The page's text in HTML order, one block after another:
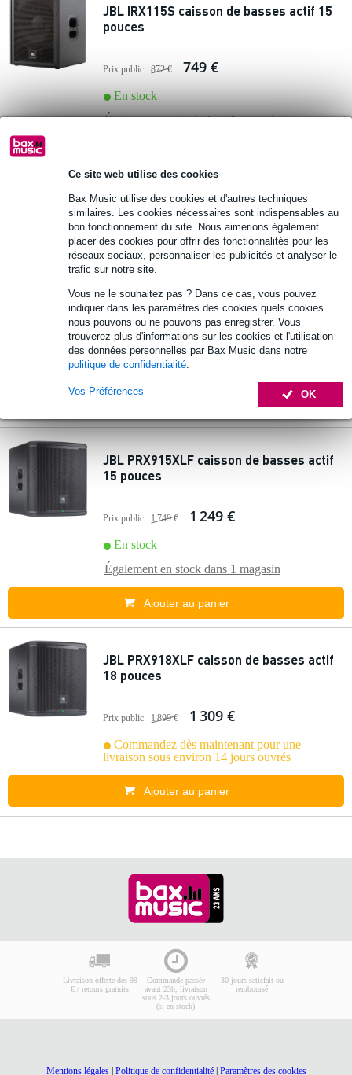
Ce site web utilise des cookies
Bax Music utilise des cookies et d'autres techniques
similaires. Les cookies nécessaires sont indispensables au
bon fonctionnement du site. Nous aimerions également
placer des cookies pour offrir des fonctionnalités pour les
réseaux sociaux, personnaliser les publicités et analyser le
trafic sur notre site.
Vous ne le souhaitez pas ? Dans ce cas, vous pouvez
indiquer dans les paramètres des cookies quels cookies
nous pouvons ou ne pouvons pas enregistrer. Vous
trouverez plus d'informations sur les cookies et l'utilisation
des données personnelles par Bax Music dans notre
politique de confidentialité
OK
Vos Préférences
JBL IRX115S caisson de basses actif 15
pouces
Prix public 872 € 749 €
En stock
Également en stock dans1 magasin
JBL PRX915XLF caisson de basses actif
15 pouces
Prix public 1 749 € 1 249 €
En stock
Également en stock dans 1 magasin
Ajouter au panier
JBL PRX918XLF caisson de basses actif
18 pouces
Prix public 1 899 € 1 309 €
Commandez dès maintenant pour une
livraison sous environ 14 jours ouvrés
Ajouter au panier
Livraison offerte dès 99
€ / retours gratuits
Commande passée
avant 23h, livraison
sous 2-3 jours ouvrés
(si en stock)
30 jours satisfait ou
remboursé
Mentions légales| Politique de confidentialité| Paramètres des cookies